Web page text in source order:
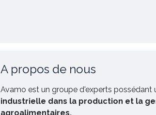
A propos de nous
Avamo est un groupe d'experts possédant
industrielle dans la production et la
agroalimentaires.